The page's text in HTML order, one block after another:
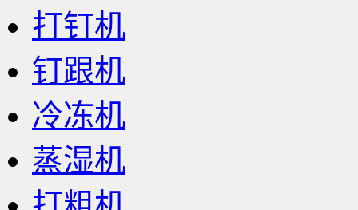
打钉机
钉跟机
冷冻机
蒸湿机